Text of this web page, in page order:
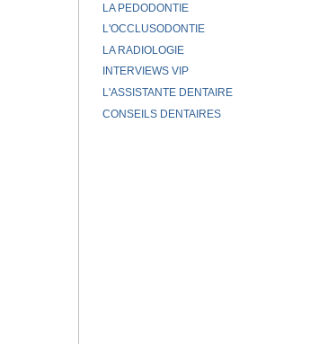
LA PEDODONTIE
L'OCCLUSODONTIE
LA RADIOLOGIE
INTERVIEWS VIP
L'ASSISTANTE DENTAIRE
CONSEILS DENTAIRES